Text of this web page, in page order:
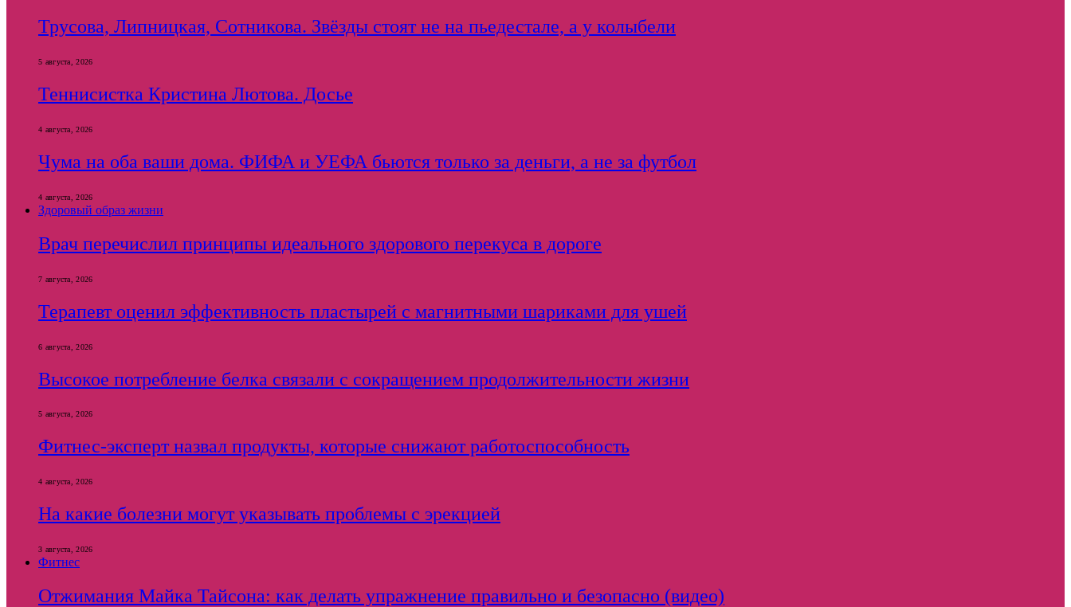
Трусова, Липницкая, Сотникова. Звёзды стоят не на пьедестале, а у колыбели
5 августа, 2026
Теннисистка Кристина Лютова. Досье
4 августа, 2026
Чума на оба ваши дома. ФИФА и УЕФА бьются только за деньги, а не за футбол
4 августа, 2026
Здоровый образ жизни
Врач перечислил принципы идеального здорового перекуса в дороге
7 августа, 2026
Терапевт оценил эффективность пластырей с магнитными шариками для ушей
6 августа, 2026
Высокое потребление белка связали с сокращением продолжительности жизни
5 августа, 2026
Фитнес-эксперт назвал продукты, которые снижают работоспособность
4 августа, 2026
На какие болезни могут указывать проблемы с эрекцией
3 августа, 2026
Фитнес
Отжимания Майка Тайсона: как делать упражнение правильно и безопасно (видео)